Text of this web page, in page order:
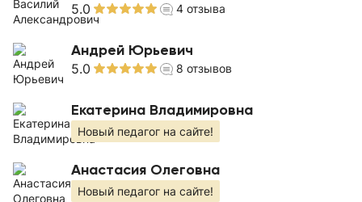
5.0 4 отзыва
Андрей Юрьевич
5.0 8 отзывов
Екатерина Владимировна
Новый педагог на сайте!
Анастасия Олеговна
Новый педагог на сайте!